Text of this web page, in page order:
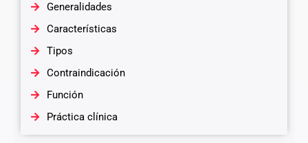
Generalidades
Características
Tipos
Contraindicación
Función
Práctica clínica